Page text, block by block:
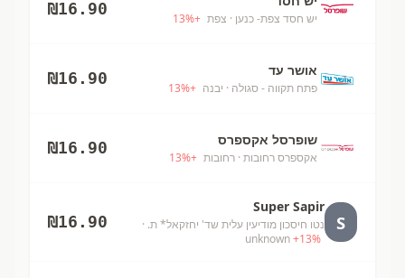
יש חסד צפת- כנען · צפת +
13%
₪16.90
אושר עד
פתח תקווה - סגולה · יבנה +
13%
₪16.90
שופרסל אקספרס
אקספרס רחובות · רחובות +
13%
₪16.90
S
Super Sapir
נטו חיסכון מודיעין עלית שד' יחזקאל* ת. ·
unknown+13%
₪16.90